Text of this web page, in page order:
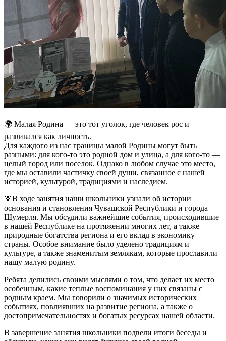
🌍 Малая Родина — это тот уголок, где человек рос и
развивался как личность.
Для каждого из нас границы малой Родины могут быть
разными: для кого-то это родной дом и улица, а для кого-то —
целый город или поселок. Однако в любом случае это место,
где мы оставили частичку своей души, связанное с нашей
историей, культурой, традициями и наследием.
🫶В ходе занятия наши школьники узнали об истории
основания и становления Чувашской Республики и города
Шумерля. Мы обсудили важнейшие события, происходившие
в нашей Республике на протяжении многих лет, а также
природные богатства региона и его вклад в экономику
страны. Особое внимание было уделено традициям и
культуре, а также знаменитым землякам, которые прославили
нашу малую родину.
Ребята делились своими мыслями о том, что делает их место
особенным, какие теплые воспоминания у них связаны с
родным краем. Мы говорили о значимых исторических
событиях, повлиявших на развитие региона, а также о
достопримечательностях и богатых ресурсах нашей области.
В завершение занятия школьники подвели итоги беседы и